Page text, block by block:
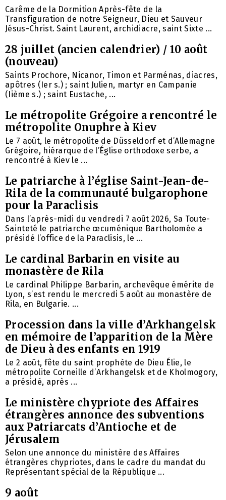
Carême de la Dormition Après-fête de la
Transfiguration de notre Seigneur, Dieu et Sauveur
Jésus-Christ. Saint Laurent, archidiacre, saint Sixte ...
28 juillet (ancien calendrier) / 10 août
(nouveau)
Saints Prochore, Nicanor, Timon et Parménas, diacres,
apôtres (Ier s.) ; saint Julien, martyr en Campanie
(Iième s.) ; saint Eustache, ...
Le métropolite Grégoire a rencontré le
métropolite Onuphre à Kiev
Le 7 août, le métropolite de Düsseldorf et d’Allemagne
Grégoire, hiérarque de l’Église orthodoxe serbe, a
rencontré à Kiev le ...
Le patriarche à l’église Saint-Jean-de-
Rila de la communauté bulgarophone
pour la Paraclisis
Dans l’après-midi du vendredi 7 août 2026, Sa Toute-
Sainteté le patriarche œcuménique Bartholomée a
présidé l’office de la Paraclisis, le ...
Le cardinal Barbarin en visite au
monastère de Rila
Le cardinal Philippe Barbarin, archevêque émérite de
Lyon, s’est rendu le mercredi 5 août au monastère de
Rila, en Bulgarie. ...
Procession dans la ville d’Arkhangelsk
en mémoire de l’apparition de la Mère
de Dieu à des enfants en 1919
Le 2 août, fête du saint prophète de Dieu Élie, le
métropolite Corneille d’Arkhangelsk et de Kholmogory,
a présidé, après ...
Le ministère chypriote des Affaires
étrangères annonce des subventions
aux Patriarcats d’Antioche et de
Jérusalem
Selon une annonce du ministère des Affaires
étrangères chypriotes, dans le cadre du mandat du
Représentant spécial de la République ...
9 août